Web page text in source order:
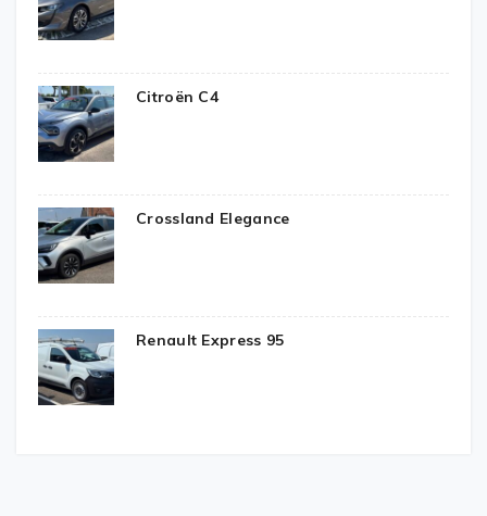
Citroën C4
Crossland Elegance
Renault Express 95